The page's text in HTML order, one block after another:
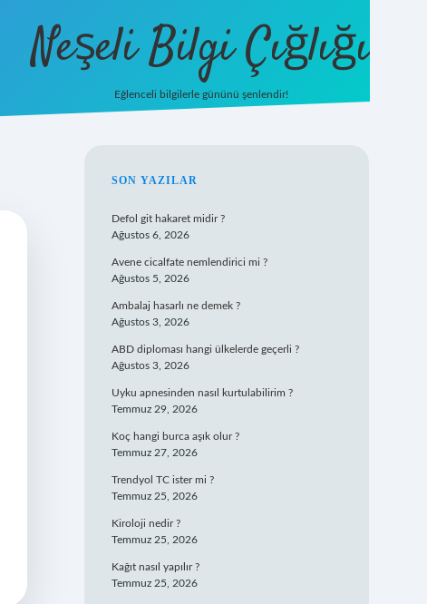
Neşeli Bilgi Çığlığı
Eğlenceli bilgilerle gününü şenlendir!
SIDEBAR
SON YAZILAR
Defol git hakaret midir ?
Ağustos 6, 2026
Avene cicalfate nemlendirici mi ?
Ağustos 5, 2026
Ambalaj hasarlı ne demek ?
Ağustos 3, 2026
ABD diploması hangi ülkelerde geçerli ?
Ağustos 3, 2026
Uyku apnesinden nasıl kurtulabilirim ?
Temmuz 29, 2026
Koç hangi burca aşık olur ?
Temmuz 27, 2026
Trendyol TC ister mi ?
Temmuz 25, 2026
Kiroloji nedir ?
Temmuz 25, 2026
Kağıt nasıl yapılır ?
Temmuz 25, 2026